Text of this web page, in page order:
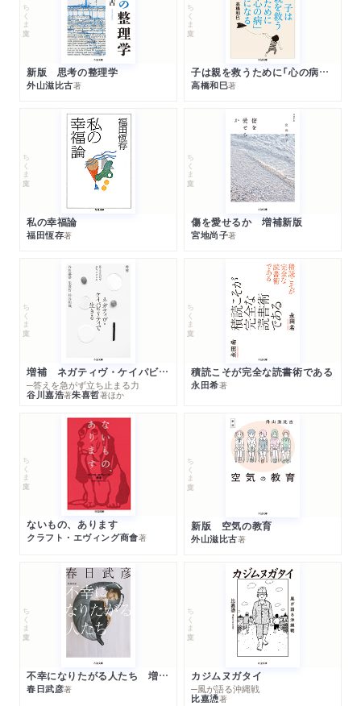
ちくま文庫
新版 思考の整理学
外山滋比古著
ちくま文庫
子は親を救うために「心の病」になる
高橋和巳著
ちくま文庫
私の幸福論
福田恆存著
ちくま文庫
傷を愛せるか 増補新版
宮地尚子著
ちくま文庫
増補 ネガティヴ・ケイパビリティで生きる
─答えを急がず立ち止まる力
谷川嘉浩著朱喜哲著ほか
ちくま文庫
積読こそが完全な読書術である
永田希著
ちくま文庫
ないもの、あります
クラフト・エヴィング商會著
ちくま文庫
新版 空気の教育
外山滋比古著
ちくま文庫
不幸になりたがる人たち 増補新版
春日武彦著
ちくま文庫
カジムヌガタイ
─風が語る沖縄戦
比嘉慂著